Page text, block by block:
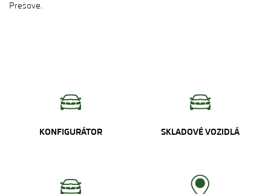
Prešove.
KONFIGURÁTOR SKLADOVÉ VOZIDLÁ